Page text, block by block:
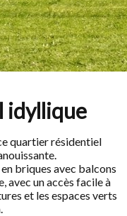
idyllique
quartier résidentiel
briques avec balcons
avec un accès facile à
et les espaces verts